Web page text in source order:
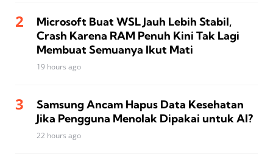
Microsoft Buat WSL Jauh Lebih Stabil,
Crash Karena RAM Penuh Kini Tak Lagi
Membuat Semuanya Ikut Mati
19 hours ago
Samsung Ancam Hapus Data Kesehatan
Jika Pengguna Menolak Dipakai untuk AI?
22 hours ago